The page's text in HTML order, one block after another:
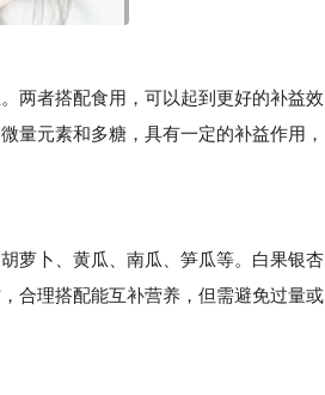
者搭配食用，可以起到更好的补益效
量元素和多糖，具有一定的补益作用，
萝卜、黄瓜、南瓜、笋瓜等。白果银杏
合理搭配能互补营养，但需避免过量或